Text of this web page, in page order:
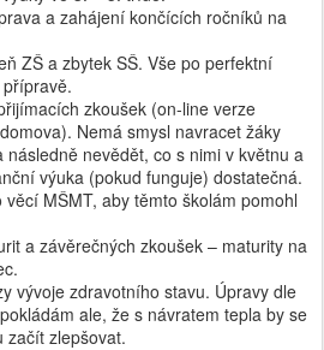
a zahájení končících ročníků na
ZŠ a zbytek SŠ. Vše po perfektní
zkoušek (on-line verze
Nemá smysl navracet žáky
nevědět, co s nimi v květnu a
výuka (pokud funguje) dostatečná.
MŠMT, aby těmto školám pomohl
a závěrečných zkoušek – maturity na
vývoje zdravotního stavu. Úpravy dle
ale, že s návratem tepla by se
začít zlepšovat.